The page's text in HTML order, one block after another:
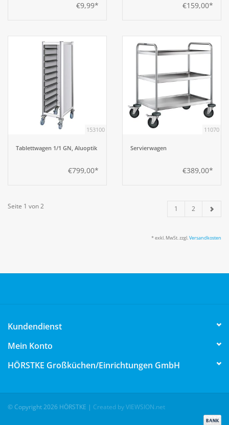
€9,99* €159,00*
153100
Tablettwagen 1/1 GN, Aluoptik
€799,00*
11070
Servierwagen
€389,00*
Seite 1 von 2 1 2
* exkl. MwSt. zzgl.Versandkosten
Kundendienst
Mein Konto
HÖRSTKE Großküchen/Einrichtungen GmbH
© Copyright 2026 HÖRSTKE | Created by VIEWSION.net